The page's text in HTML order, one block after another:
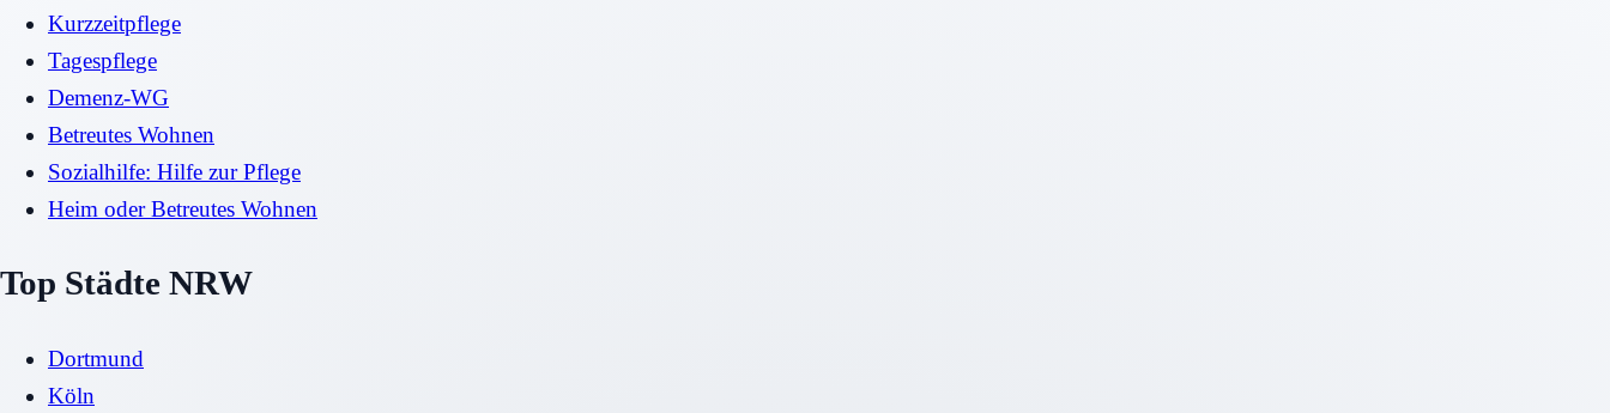
Kurzzeitpflege
Tagespflege
Demenz-WG
Betreutes Wohnen
Sozialhilfe: Hilfe zur Pflege
Heim oder Betreutes Wohnen
Top Städte NRW
Dortmund
Köln